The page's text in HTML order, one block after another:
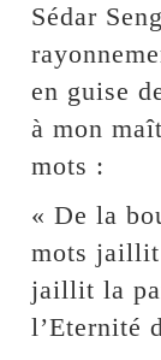
Sédar
en guise
à mon
mots :
« De la
mots jaillit
jaillit la
l’Eternité